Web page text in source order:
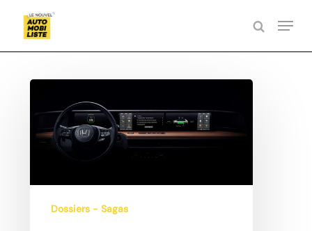
search
Menu
écrans
toujours
à
bord :Dossiers - Sagas